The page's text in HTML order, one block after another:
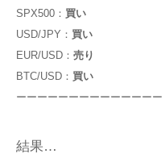
SPX500： 買い
USD/JPY： 買い
EUR/USD： 売り
BTC/USD： 買い
ーーーーーーーーーーーーーー
結果…